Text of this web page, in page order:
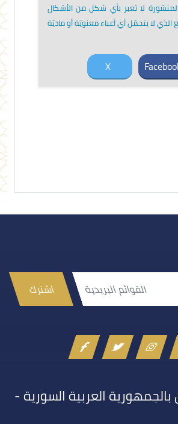
المنشورة لا تعبر بأي شكل من الأشكال
لا يتحمّل أي أعباء معنويّة أو ماديّة
X
اشترك
بالجمهورية العربية السورية -